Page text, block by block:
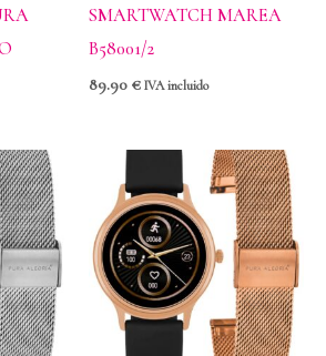
SMARTWATCH MAREA
B58001/2
89.90 € IVA incluido